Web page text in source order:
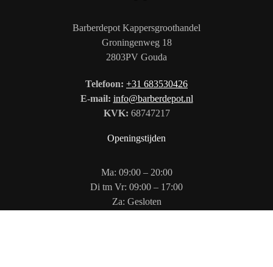
Barberdepot Kappersgroothandel
Groningenweg 18
2803PV Gouda
Telefoon: +31 683530426
E-mail: info@barberdepot.nl
KVK: 68747217
Openingstijden
Ma: 09:00 – 20:00
Di tm Vr: 09:00 – 17:00
Za: Gesloten